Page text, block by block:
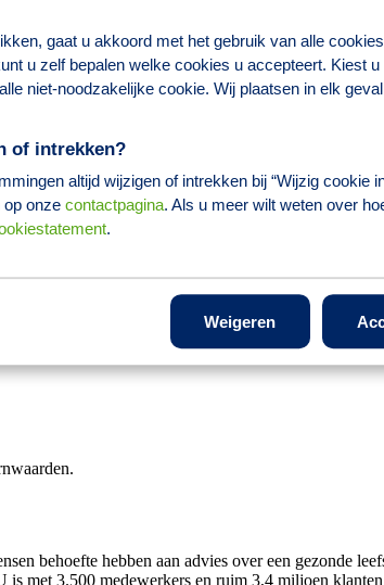
gaat u akkoord met het gebruik van alle
u zelf bepalen welke cookies u accepteert. Kiest u
niet-noodzakelijke cookie. Wij plaatsen in elk geval
of intrekken?
altijd wijzigen of intrekken bij “Wijzig cookie
op onze contactpagina. Als u meer wilt weten over
.
Weigeren
/ West-Brabant een assistente die een beetje
van een team van 5 andere assistenten en een
is indeling in schaal 7 mogelijk.
op basis van een 36-urige werkweek)
voor jouw persoonlijke ontwikkeling
platform Fiscfree, waaronder bijvoorbeeld een
behoefte hebben aan advies over een gezonde
3.500 medewerkers en ruim 3,4 miljoen